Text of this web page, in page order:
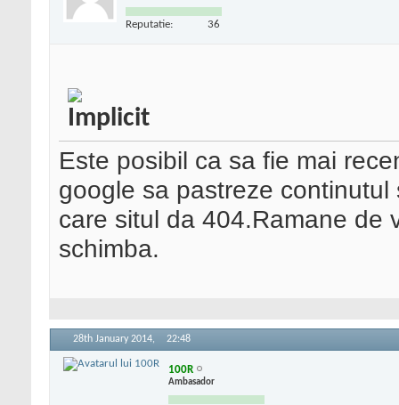
Reputatie: 36
Este posibil ca sa fie mai
google sa pastreze
care situl da 404.Ramane de
schimba.
28th January 2014, 22:48
100R
Ambasador